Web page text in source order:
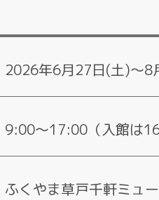
2026年6月27日(土)～8
9:00～17:00（入館は
ふくやま草戸千軒ミュ